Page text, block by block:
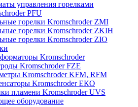
управления горелками
PFU
горелки Kromschroder ZМI
горелки Kromschroder ZKIH
горелки Kromschroder ZIO
Kromschroder
Kromschroder FZE
Kromschroder KFM, RFM
Kromschroder ЕКО
пламени Kromschroder UVS
оборудование